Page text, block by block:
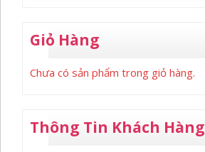
Giỏ Hàng
Chưa có sản phẩm trong giỏ hàng.
Thông Tin Khách Hàng